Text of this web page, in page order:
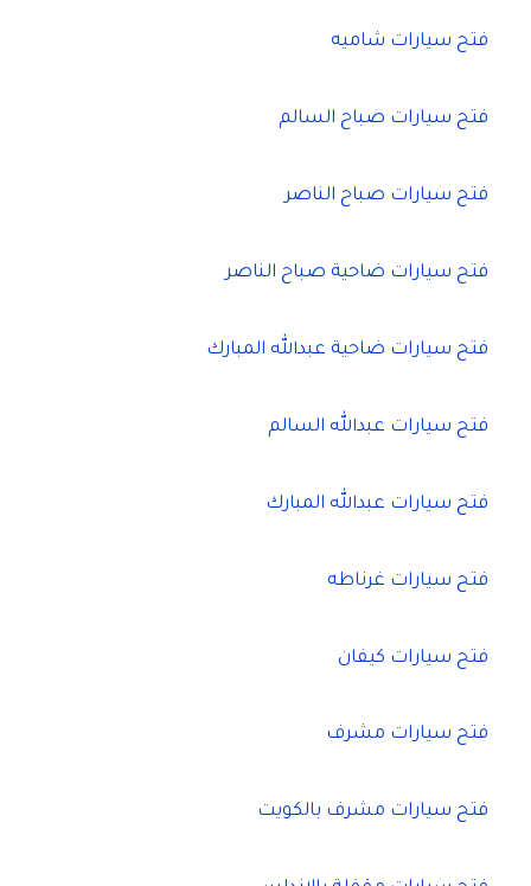
فتح سيارات شاميه
فتح سيارات صباح السالم
فتح سيارات صباح الناصر
فتح سيارات ضاحية صباح الناصر
فتح سيارات ضاحية عبدالله المبارك
فتح سيارات عبدالله السالم
فتح سيارات عبدالله المبارك
فتح سيارات غرناطه
فتح سيارات كيفان
فتح سيارات مشرف
فتح سيارات مشرف بالكويت